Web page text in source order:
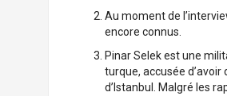
Au moment de
encore connus.
Pinar Selek est une
turque, accusée
d’Istanbul. Malgré les